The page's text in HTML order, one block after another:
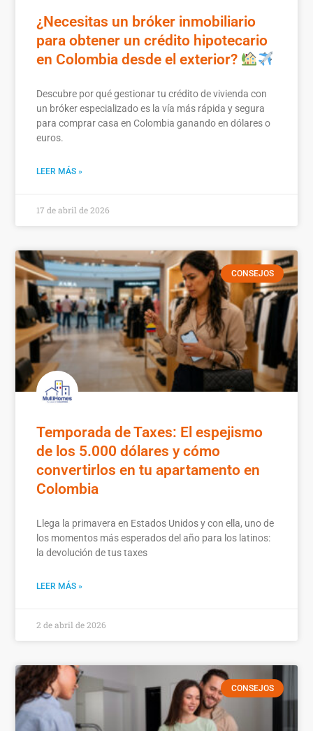
¿Necesitas un bróker inmobiliario
para obtener un crédito hipotecario
en Colombia desde el exterior?
Descubre por qué gestionar tu crédito de vivienda con
un bróker especializado es la vía más rápida y segura
para comprar casa en Colombia ganando en dólares o
euros.
LEER MÁS »
17 de abril de 2026
CONSEJOS
Temporada de Taxes: El espejismo
de los 5.000 dólares y cómo
convertirlos en tu apartamento en
Colombia
Llega la primavera en Estados Unidos y con ella, uno de
los momentos más esperados del año para los latinos:
la devolución de tus taxes
LEER MÁS »
2 de abril de 2026
CONSEJOS